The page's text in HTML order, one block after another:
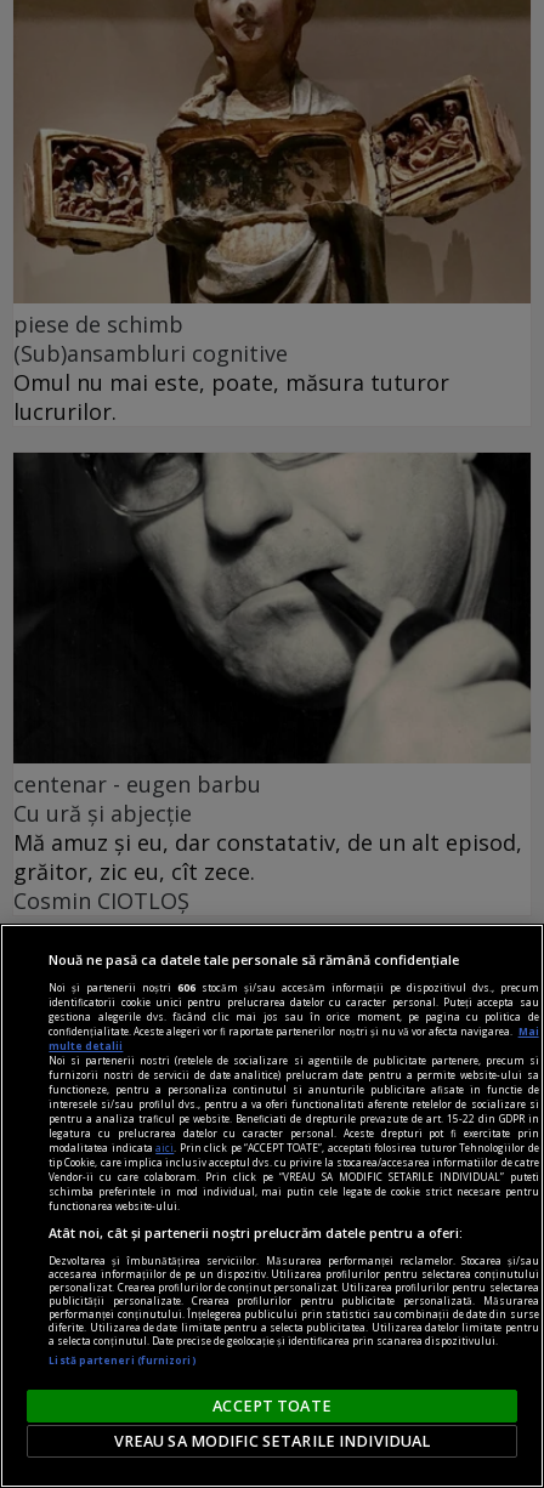
piese de schimb
(Sub)ansambluri cognitive
Omul nu mai este, poate, măsura tuturor
lucrurilor.
centenar - eugen barbu
Cu ură și abjecție
Mă amuz și eu, dar constatativ, de un alt episod,
grăitor, zic eu, cît zece.
Cosmin CIOTLOŞ
centenar - eugen barbu
Groapa, cazul și centenarul
Eugen Barbu (20 februarie 1924 – 7 septembrie
1993) este, probabil, cel mai detestabil și mai
controversat scriitor român din postbelicul
literar românesc.
Marius CHIVU
Nouă ne pasă ca datele tale personale să rămână confidențiale
Noi și partenerii noștri606 stocăm și/sau accesăm informații pe dispozitivul dvs., precum
identificatorii cookie unici pentru prelucrarea datelor cu caracter personal. Puteți accepta sau
gestiona alegerile dvs. făcând clic mai jos sau în orice moment, pe pagina cu politica de
confidențialitate. Aceste alegeri vor fi raportate partenerilor noștri și nu vă vor afecta navigarea.
Mai
multe detalii
Noi si partenerii nostri (retelele de socializare si agentiile de publicitate partenere, precum si
furnizorii nostri de servicii de date analitice) prelucram date pentru a permite website-ului sa
functioneze, pentru a personaliza continutul si anunturile publicitare afisate in functie de
interesele si/sau profilul dvs., pentru a va oferi functionalitati aferente retelelor de socializare si
pentru a analiza traficul pe website. Beneficiati de drepturile prevazute de art. 15-22 din GDPR in
legatura cu prelucrarea datelor cu caracter personal. Aceste drepturi pot fi exercitate prin
modalitatea indicataaici
. Prin click pe “ACCEPT TOATE”, acceptati folosirea tuturor Tehnologiilor de
tip Cookie, care implica inclusiv acceptul dvs. cu privire la stocarea/accesarea informatiilor de catre
Vendor-ii cu care colaboram. Prin click pe “VREAU SA MODIFIC SETARILE INDIVIDUAL” puteti
schimba preferintele in mod individual, mai putin cele legate de cookie strict necesare pentru
functionarea website-ului.
Atât noi, cât și partenerii noștri prelucrăm datele pentru a oferi:
Dezvoltarea și îmbunătățirea serviciilor. Măsurarea performanței reclamelor. Stocarea și/sau
accesarea informațiilor de pe un dispozitiv. Utilizarea profilurilor pentru selectarea conținutului
personalizat. Crearea profilurilor de conținut personalizat. Utilizarea profilurilor pentru selectarea
publicității personalizate. Crearea profilurilor pentru publicitate personalizată. Măsurarea
performanței conținutului. Înțelegerea publicului prin statistici sau combinații de date din surse
diferite. Utilizarea de date limitate pentru a selecta publicitatea. Utilizarea datelor limitate pentru
a selecta conținutul. Date precise de geolocație și identificarea prin scanarea dispozitivului.
Listă parteneri (furnizori)
ACCEPT TOATE
VREAU SA MODIFIC SETARILE INDIVIDUAL